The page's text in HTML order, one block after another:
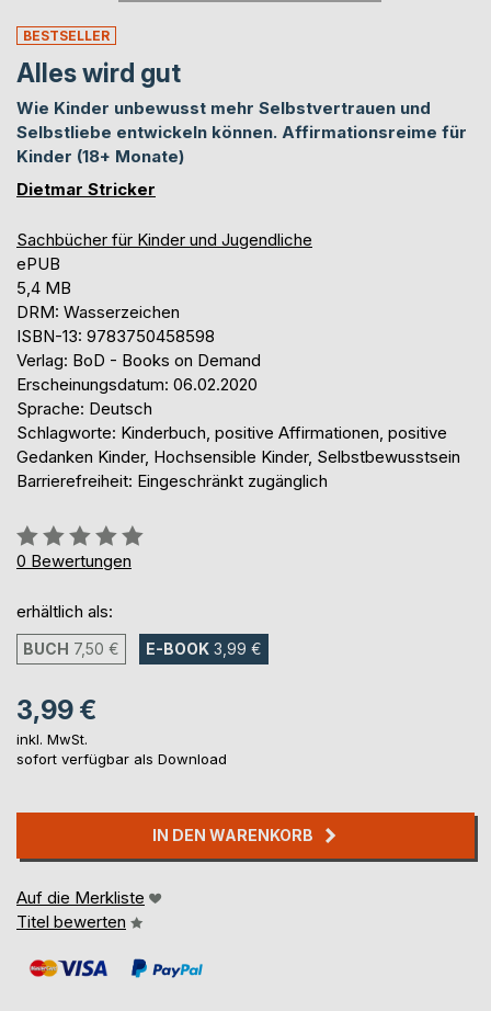
BESTSELLER
Alles wird gut
Wie Kinder unbewusst mehr Selbstvertrauen und
Selbstliebe entwickeln können. Affirmationsreime für
Kinder (18+ Monate)
Dietmar Stricker
Sachbücher für Kinder und Jugendliche
ePUB
5,4 MB
DRM: Wasserzeichen
ISBN-13: 9783750458598
Verlag: BoD - Books on Demand
Erscheinungsdatum: 06.02.2020
Sprache: Deutsch
Schlagworte: Kinderbuch, positive Affirmationen, positive
Gedanken Kinder, Hochsensible Kinder, Selbstbewusstsein
Barrierefreiheit: Eingeschränkt zugänglich
Bewertung::
0%
0 Bewertungen
erhältlich als:
BUCH 7,50 € E-BOOK 3,99 €
3,99 €
inkl. MwSt.
sofort verfügbar als Download
IN DEN WARENKORB
Auf die Merkliste
Titel bewerten